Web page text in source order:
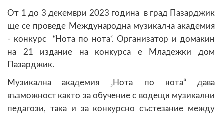
От 1 до 3 декември 2023 година в град Пазарджик
ще се проведе Международна музикална академия
- конкурс “Нота по нота“. Организатор и домакин
на 21 издание на конкурса е Младежки дом
Пазарджик.
Музикална академия „Нота по нота“ дава
възможност както за обучение с водещи музикални
педагози, така и за конкурсно състезание между